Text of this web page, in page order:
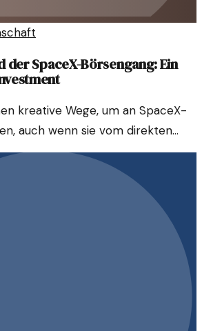
der SpaceX-Börsengang: Ein
kreative Wege, um an SpaceX-
auch wenn sie vom direkten
sind. Innovative Lösungen